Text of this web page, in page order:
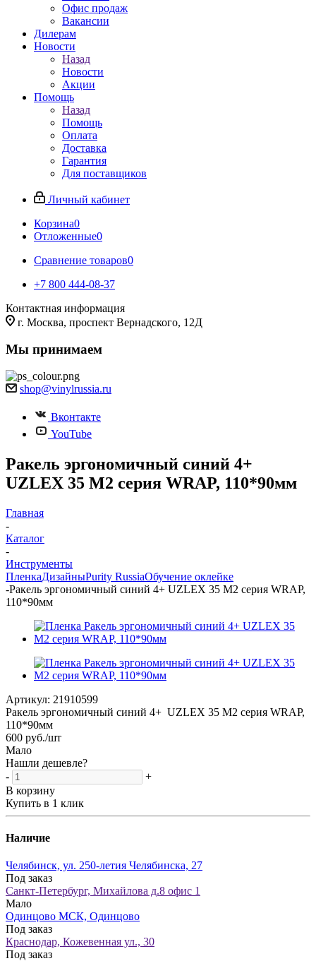
Офис продаж
Вакансии
Дилерам
Новости
Назад
Новости
Акции
Помощь
Назад
Помощь
Оплата
Доставка
Гарантия
Для поставщиков
Личный кабинет
Корзина0
Отложенные0
Сравнение товаров0
+7 800 444-08-37
Контактная информация
г. Москва, проспект Вернадского, 12Д
Мы принимаем
shop@vinylrussia.ru
Вконтакте
YouTube
Ракель эргономичный синий 4+
UZLEX 35 М2 серия WRAP, 110*90мм
Главная
-
Каталог
-
Инструменты
ПленкаДизайныPurity RussiaОбучение оклейке
-Ракель эргономичный синий 4+ UZLEX 35 М2 серия WRAP,
110*90мм
Артикул: 21910599
Ракель эргономичный синий 4+ UZLEX 35 М2 серия WRAP,
110*90мм
600 руб./шт
Мало
Нашли дешевле?
-
+
В корзину
Купить в 1 клик
Наличие
Челябинск, ул. 250-летия Челябинска, 27
Под заказ
Санкт-Петербург, Михайлова д.8 офис 1
Мало
Одинцово МСК, Одинцово
Под заказ
Краснодар, Кожевенная ул., 30
Под заказ